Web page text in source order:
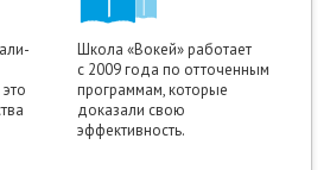
Школа «Вокей» работает
с 2009 года по отточенным
программам, которые
доказали свою
эффективность.